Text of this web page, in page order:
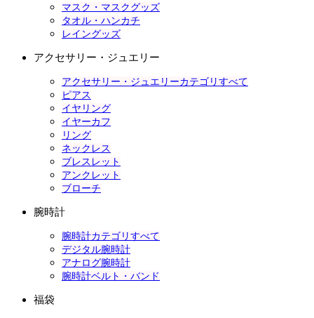
マスク・マスクグッズ
タオル・ハンカチ
レイングッズ
アクセサリー・ジュエリー
アクセサリー・ジュエリーカテゴリすべて
ピアス
イヤリング
イヤーカフ
リング
ネックレス
ブレスレット
アンクレット
ブローチ
腕時計
腕時計カテゴリすべて
デジタル腕時計
アナログ腕時計
腕時計ベルト・バンド
福袋